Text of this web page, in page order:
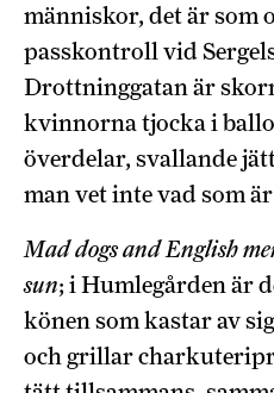
människor, det är som
passkontroll vid
Drottninggatan är
kvinnorna tjocka i
överdelar, svallande
man vet inte vad som
Mad dogs and English
sun; i Humlegården är
könen som kastar av
och grillar